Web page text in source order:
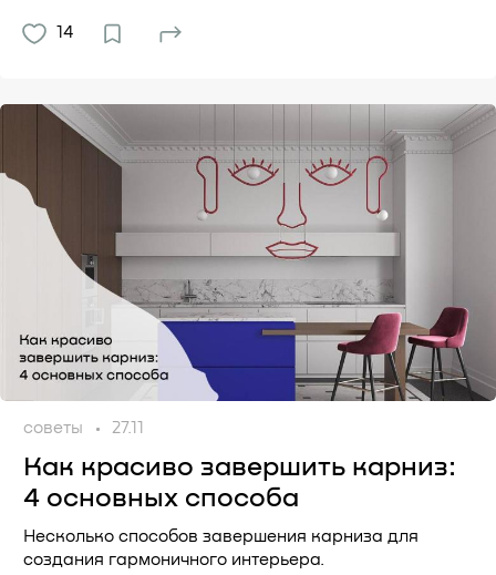
14
советы 27.11
Как красиво завершить карниз:
4 основных способа
Несколько способов завершения карниза для
создания гармоничного интерьера.